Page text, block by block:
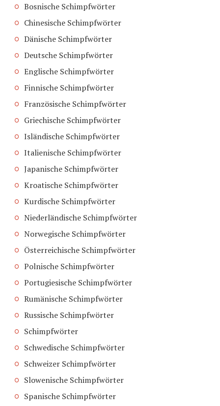
Bosnische Schimpfwörter
Chinesische Schimpfwörter
Dänische Schimpfwörter
Deutsche Schimpfwörter
Englische Schimpfwörter
Finnische Schimpfwörter
Französische Schimpfwörter
Griechische Schimpfwörter
Isländische Schimpfwörter
Italienische Schimpfwörter
Japanische Schimpfwörter
Kroatische Schimpfwörter
Kurdische Schimpfwörter
Niederländische Schimpfwörter
Norwegische Schimpfwörter
Österreichische Schimpfwörter
Polnische Schimpfwörter
Portugiesische Schimpfwörter
Rumänische Schimpfwörter
Russische Schimpfwörter
Schimpfwörter
Schwedische Schimpfwörter
Schweizer Schimpfwörter
Slowenische Schimpfwörter
Spanische Schimpfwörter